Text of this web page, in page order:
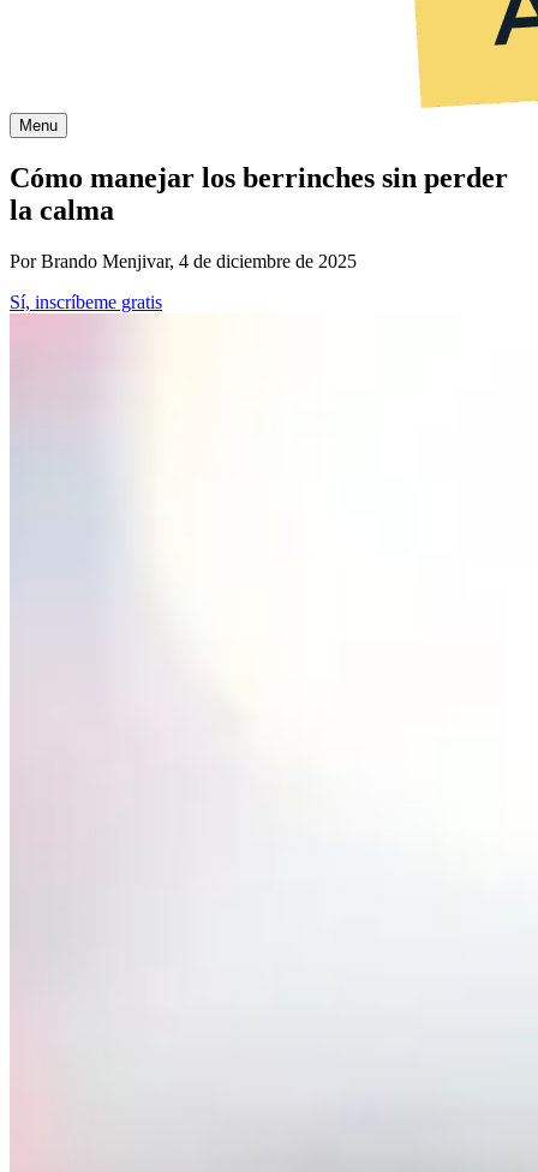
Menu
Cómo manejar los berrinches sin perder
la calma
Por Brando Menjivar, 4 de diciembre de 2025
Sí, inscríbeme gratis